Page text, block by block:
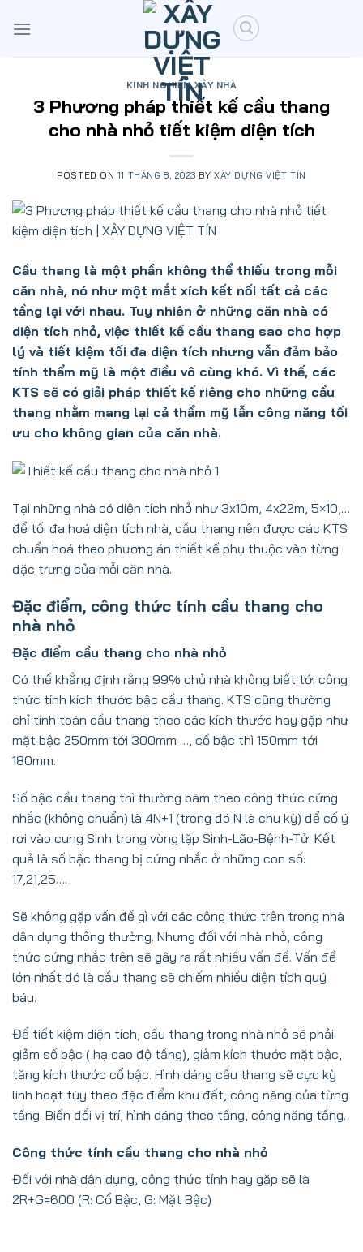
KINH NGHIỆM XÂY NHÀ
3 Phương pháp thiết kế cầu thang
cho nhà nhỏ tiết kiệm diện tích
POSTED ON 11 THÁNG 8, 2023 BYXÂY DỰNG VIỆT TÍN
Cầu thang là một phần không thể thiếu trong mỗi
căn nhà, nó như một mắt xích kết nối tất cả các
tầng lại với nhau. Tuy nhiên ở những căn nhà có
diện tích nhỏ, việc thiết kế cầu thang sao cho hợp
lý và tiết kiệm tối đa diện tích nhưng vẫn đảm bảo
tính thẩm mỹ là một điều vô cùng khó. Vì thế, các
KTS sẽ có giải pháp thiết kế riêng cho những cầu
thang nhằm mang lại cả thẩm mỹ lẫn công năng tối
ưu cho không gian của căn nhà.
Tại những nhà có diện tích nhỏ như 3x10m, 4x22m, 5×10,…
để tối đa hoá diện tích nhà, cầu thang nên được các KTS
chuẩn hoá theo phương án thiết kế phụ thuộc vào từng
đặc trưng của mỗi căn nhà.
Đặc điểm, công thức tính cầu thang cho
nhà nhỏ
Đặc điểm cầu thang cho nhà nhỏ
Có thể khẳng định rằng 99% chủ nhà không biết tới công
thức tính kích thước bậc cầu thang. KTS cũng thường
chỉ tính toán cầu thang theo các kích thước hay gặp như
mặt bậc 250mm tới 300mm …, cổ bậc thì 150mm tới
180mm.
Số bậc cầu thang thì thường bám theo công thức cứng
nhắc (không chuẩn) là 4N+1 (trong đó N là chu kỳ) để cố ý
rơi vào cung Sinh trong vòng lặp Sinh-Lão-Bệnh-Tử. Kết
quả là số bậc thang bị cứng nhắc ở những con số:
17,21,25….
Sẽ không gặp vấn đề gì với các công thức trên trong nhà
dân dụng thông thường. Nhưng đối với nhà nhỏ, công
thức cứng nhắc trên sẽ gây ra rất nhiều vấn đề. Vấn đề
lớn nhất đó là cầu thang sẽ chiếm nhiều diện tích quý
báu.
Để tiết kiệm diện tích, cầu thang trong nhà nhỏ sẽ phải:
giảm số bậc ( hạ cao độ tầng), giảm kích thước mặt bậc,
tăng kích thước cổ bậc. Hình dáng cầu thang sẽ cực kỳ
linh hoạt tùy theo đặc điểm khu đất, công năng của từng
tầng. Biến đổi vị trí, hình dáng theo tầng, công năng tầng.
Công thức tính cầu thang cho nhà nhỏ
Đối với nhà dân dụng, công thức tính hay gặp sẽ là
2R+G=600 (R: Cổ Bậc, G: Mặt Bậc)